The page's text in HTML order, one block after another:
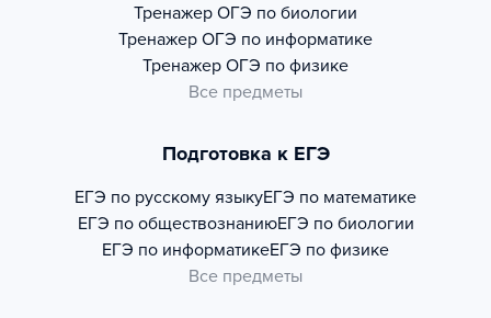
Тренажер ОГЭ по биологии
Тренажер ОГЭ по информатике
Тренажер ОГЭ по физике
Все предметы
Подготовка к ЕГЭ
ЕГЭ по русскому языкуЕГЭ по математике
ЕГЭ по обществознаниюЕГЭ по биологии
ЕГЭ по информатикеЕГЭ по физике
Все предметы